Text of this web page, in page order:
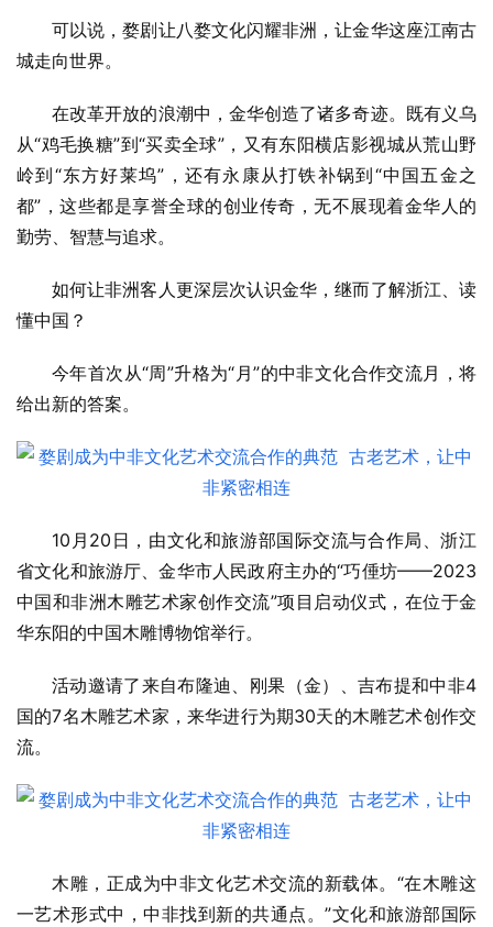
可以说，婺剧让八婺文化闪耀非洲，让金华这座江南古
城走向世界。
在改革开放的浪潮中，金华创造了诸多奇迹。既有义乌
从“鸡毛换糖”到“买卖全球”，又有东阳横店影视城从荒山野
岭到“东方好莱坞”，还有永康从打铁补锅到“中国五金之
都”，这些都是享誉全球的创业传奇，无不展现着金华人的
勤劳、智慧与追求。
如何让非洲客人更深层次认识金华，继而了解浙江、读
懂中国？
今年首次从“周”升格为“月”的中非文化合作交流月，将
给出新的答案。
10月20日，由文化和旅游部国际交流与合作局、浙江
省文化和旅游厅、金华市人民政府主办的“巧倕坊——2023
中国和非洲木雕艺术家创作交流”项目启动仪式，在位于金
华东阳的中国木雕博物馆举行。
活动邀请了来自布隆迪、刚果（金）、吉布提和中非4
国的7名木雕艺术家，来华进行为期30天的木雕艺术创作交
流。
木雕，正成为中非文化艺术交流的新载体。“在木雕这
一艺术形式中，中非找到新的共通点。”文化和旅游部国际